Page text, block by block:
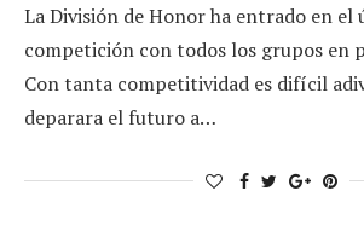
La División de Honor ha entrado en
competición con todos los grupos en
Con tanta competitividad es difícil
deparara el futuro a…